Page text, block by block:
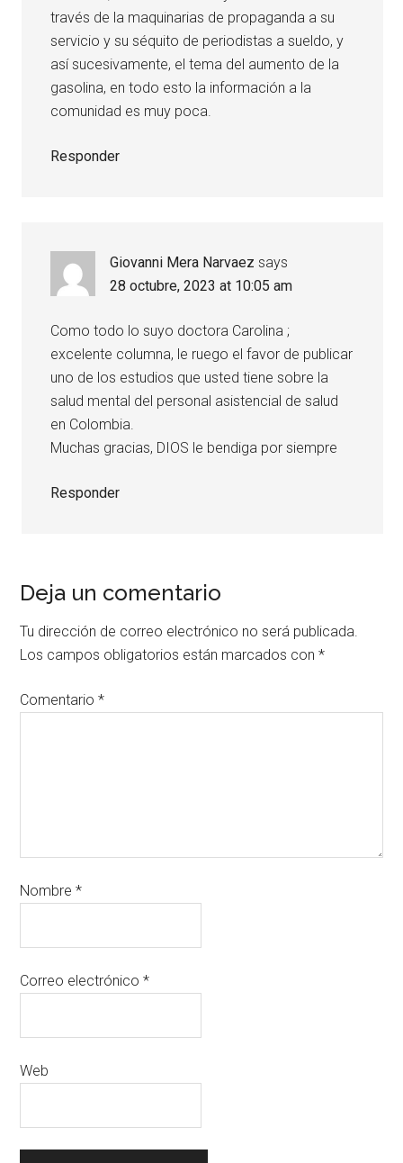
través de la maquinarias de propaganda a su
servicio y su séquito de periodistas a sueldo, y
así sucesivamente, el tema del aumento de la
gasolina, en todo esto la información a la
comunidad es muy poca.
Responder
Giovanni Mera Narvaez says
28 octubre, 2023 at 10:05 am
Como todo lo suyo doctora Carolina ;
excelente columna, le ruego el favor de publicar
uno de los estudios que usted tiene sobre la
salud mental del personal asistencial de salud
en Colombia.
Muchas gracias, DIOS le bendiga por siempre
Responder
Deja un comentario
Tu dirección de correo electrónico no será publicada.
Los campos obligatorios están marcados con*
Comentario*
Nombre*
Correo electrónico*
Web